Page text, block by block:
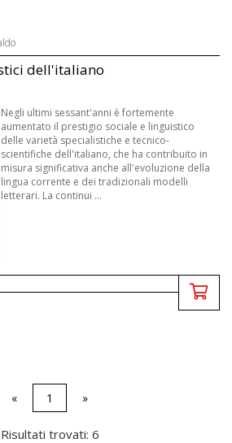
dell'italiano
Negli ultimi sessant'anni è fortemente
aumentato il prestigio sociale e linguistico
delle varietà specialistiche e tecnico-
scientifiche dell'italiano, che ha contribuito in
misura significativa anche all'evoluzione della
lingua corrente e dei tradizionali modelli
letterari. La continui ...
« 1 »
Risultati trovati: 6